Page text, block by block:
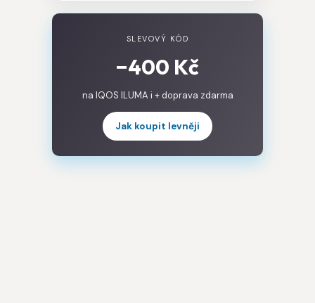
SLEVOVÝ KÓD
−400 Kč
na IQOS ILUMA i + doprava zdarma
Jak koupit levněji